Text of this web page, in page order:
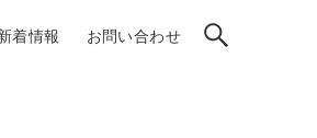
着情報 お問い合わせ